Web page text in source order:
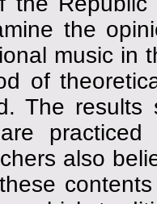
the
music in
of
The
also